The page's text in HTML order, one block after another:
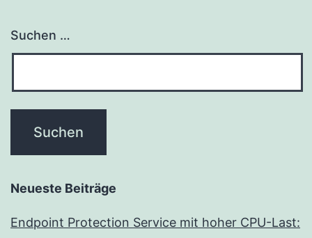
Suchen …
Neueste Beiträge
Endpoint Protection Service mit hoher CPU-Last: